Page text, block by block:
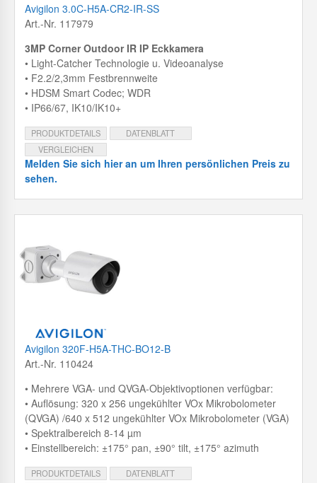
Avigilon 3.0C-H5A-CR2-IR-SS
Art.-Nr. 117979
3MP Corner Outdoor IR IP Eckkamera
• Light-Catcher Technologie u. Videoanalyse
• F2.2/2,3mm Festbrennweite
• HDSM Smart Codec; WDR
• IP66/67, IK10/IK10+
PRODUKTDETAILS
DATENBLATT
VERGLEICHEN
Melden Sie sich hier an um Ihren persönlichen Preis zu
sehen.
Avigilon 320F-H5A-THC-BO12-B
Art.-Nr. 110424
• Mehrere VGA- und QVGA-Objektivoptionen verfügbar:
• Auflösung: 320 x 256 ungekühlter VOx Mikrobolometer
(QVGA) /640 x 512 ungekühlter VOx Mikrobolometer (VGA)
• Spektralbereich 8-14 µm
• Einstellbereich: ±175° pan, ±90° tilt, ±175° azimuth
PRODUKTDETAILS
DATENBLATT